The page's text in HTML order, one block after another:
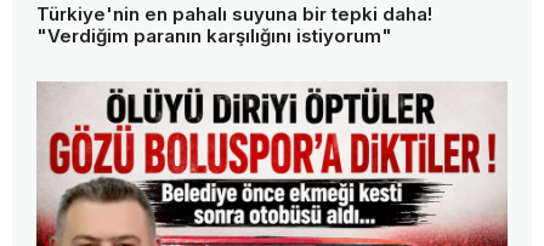
Türkiye'nin en pahalı suyuna bir tepki daha!
"Verdiğim paranın karşılığını istiyorum"